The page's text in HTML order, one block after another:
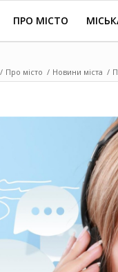
ПРО МІСТО
/ Про місто / Новини міста /